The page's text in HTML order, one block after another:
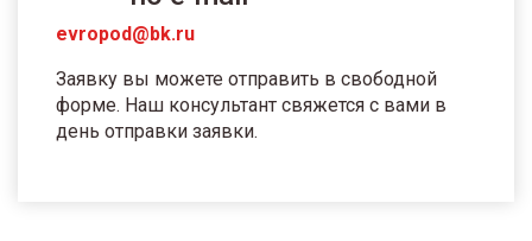
evropod@bk.ru
Заявку вы можете отправить в свободной
форме. Наш консультант свяжется с вами в
день отправки заявки.